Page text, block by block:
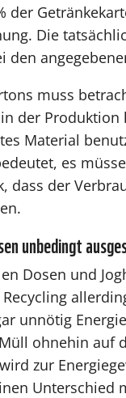
der
Die
muss
der
Material
es
dass der
unbedingt
Dosen und
unnötig
ohnehin auf
zur
Unterschied